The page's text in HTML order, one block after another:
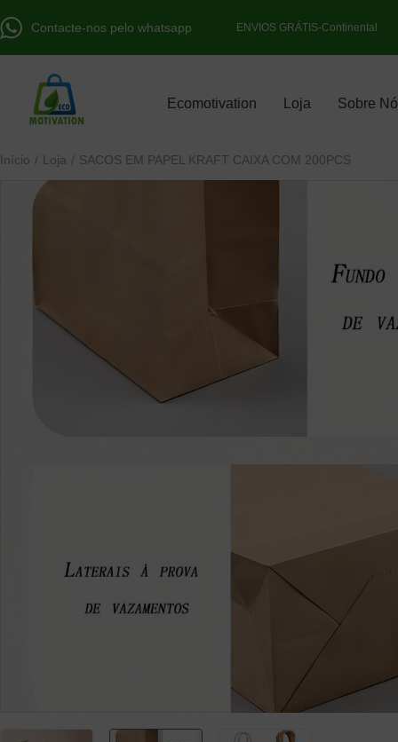
Contacte-nos pelo whatsapp ENVIOS GRÁTIS-Continental
Ecomotivation Loja Sobre
Início / Loja / SACOS EM PAPEL KRAFT CAIXA COM 200PCS